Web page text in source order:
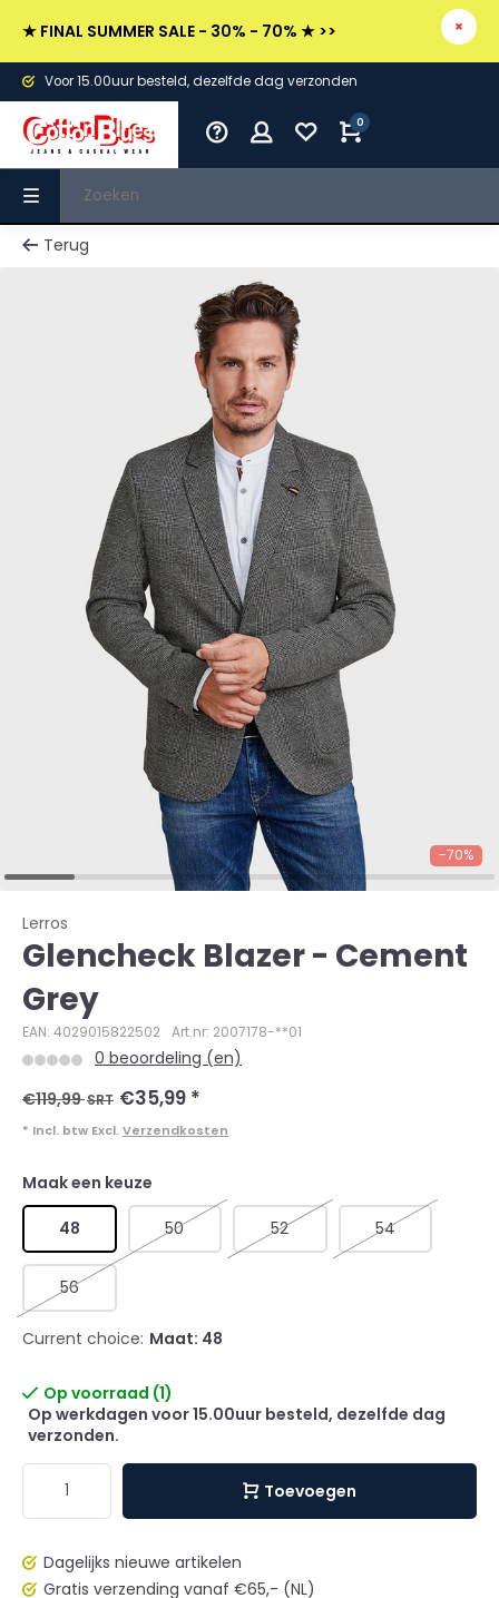
★ FINAL SUMMER SALE - 30% - 70% ★ >>
Voor 15.00uur besteld, dezelfde dag verzonden
0
Terug
-70%
Lerros
Glencheck Blazer - Cement
Grey
EAN: 4029015822502 Art.nr: 2007178-**01
0 beoordeling (en)
€119,99SRT €35,99 *
* Incl. btw Excl. Verzendkosten
Maak een keuze
48 50 52 54
56
Current choice: Maat: 48
Op voorraad (1)
Op werkdagen voor 15.00uur besteld, dezelfde dag
verzonden.
Toevoegen
Dagelijks nieuwe artikelen
Gratis verzending vanaf €65,- (NL)